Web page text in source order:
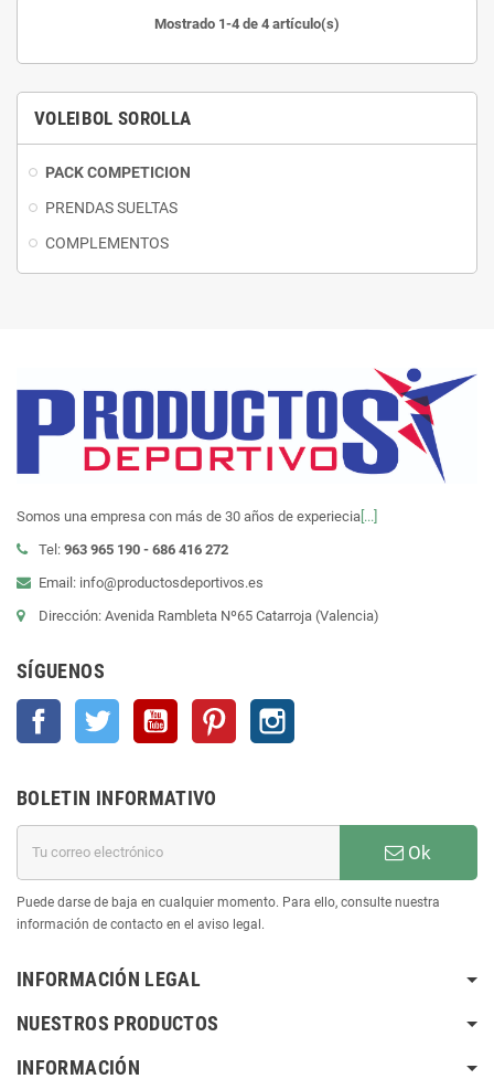
VOLEIBOL SOROLLA
PACK COMPETICION
PRENDAS SUELTAS
COMPLEMENTOS
Mostrado 1-4 de 4 artículo(s)
Somos una empresa con más de 30 años de experiecia [...]
Tel: 963 965 190 - 686 416 272
Email: info@productosdeportivos.es
Dirección: Avenida Rambleta Nº65 Catarroja (Valencia)
SÍGUENOS
Facebook Twitter YouTube Pinterest
BOLETIN INFORMATIVO
Ok
Puede darse de baja en cualquier momento. Para ello, consulte nuestra
información de contacto en el aviso legal.
INFORMACIÓN LEGAL
NUESTROS PRODUCTOS
INFORMACIÓN